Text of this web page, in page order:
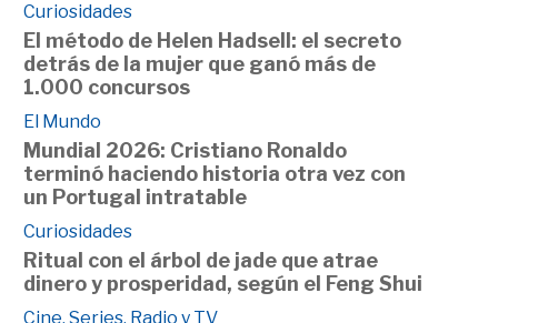
Curiosidades
El método de Helen Hadsell: el secreto
detrás de la mujer que ganó más de
1.000 concursos
El Mundo
Mundial 2026: Cristiano Ronaldo
terminó haciendo historia otra vez con
un Portugal intratable
Curiosidades
Ritual con el árbol de jade que atrae
dinero y prosperidad, según el Feng Shui
Cine, Series, Radio y TV